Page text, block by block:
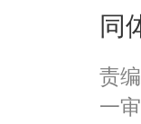
同
责
一